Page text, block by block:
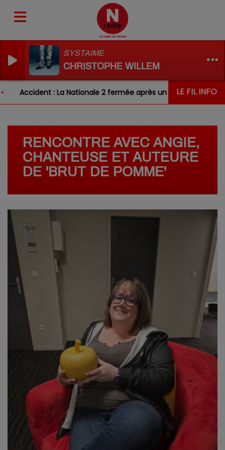
SYSTAIME
CHRISTOPHE WILLEM
LE FIL INFO
Accident : La Nationale 2 fermée après un choc entre deux
RENCONTRE AVEC ANGIE,
CHANTEUSE ET AUTEURE
DE 'BRUT DE POMME'